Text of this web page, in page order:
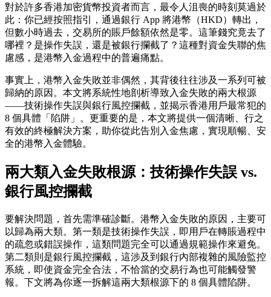
對於許多香港加密貨幣投資者而言，最令人沮喪的時刻莫過於
此：你已經按照指引，通過銀行 App 將港幣（HKD）轉出，
但數小時過去，交易所的賬戶餘額依然是零。這筆錢究竟去了
哪裡？是操作失誤，還是被銀行攔截了？這種對資金失聯的焦
慮感，是港幣入金過程中的普遍痛點。
事實上，港幣入金失敗並非偶然，其背後往往涉及一系列可被
歸納的原因。本文將系統性地剖析導致入金失敗的兩大根源
——技術操作失誤與銀行風控攔截 ，並揭示香港用戶最常犯的
8 個具體「陷阱」。更重要的是，本文將提供一個清晰、行之
有效的終極解決方案，助你從此告別入金焦慮，實現順暢、安
全的港幣入金體驗。
兩大類入金失敗根源：技術操作失誤 vs.
銀行風控攔截
要解決問題，首先需準確診斷。港幣入金失敗的原因，主要可
以歸為兩大類。第一類是技術操作失誤 ，即用戶在轉賬過程中
的疏忽或錯誤操作，這類問題完全可以通過規範操作來避免。
第二類則是銀行風控攔截 ，這涉及到銀行內部複雜的風險監控
系統，即使資金完全合法，不恰當的交易行為也可能觸發警
報。下文將為你逐一拆解這兩大類根源下的 8 個具體陷阱。